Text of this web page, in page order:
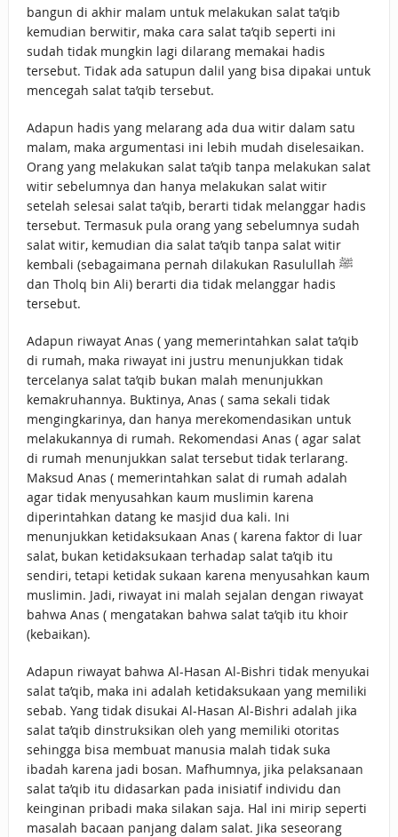
bangun di akhir malam untuk melakukan salat ta’qib
kemudian berwitir, maka cara salat ta’qib seperti ini
sudah tidak mungkin lagi dilarang memakai hadis
tersebut. Tidak ada satupun dalil yang bisa dipakai untuk
mencegah salat ta’qib tersebut.
Adapun hadis yang melarang ada dua witir dalam satu
malam, maka argumentasi ini lebih mudah diselesaikan.
Orang yang melakukan salat ta’qib tanpa melakukan salat
witir sebelumnya dan hanya melakukan salat witir
setelah selesai salat ta’qib, berarti tidak melanggar hadis
tersebut. Termasuk pula orang yang sebelumnya sudah
salat witir, kemudian dia salat ta’qib tanpa salat witir
kembali (sebagaimana pernah dilakukan Rasulullah ﷺ
dan Tholq bin Ali) berarti dia tidak melanggar hadis
tersebut.
Adapun riwayat Anas ( yang memerintahkan salat ta’qib
di rumah, maka riwayat ini justru menunjukkan tidak
tercelanya salat ta’qib bukan malah menunjukkan
kemakruhannya. Buktinya, Anas ( sama sekali tidak
mengingkarinya, dan hanya merekomendasikan untuk
melakukannya di rumah. Rekomendasi Anas ( agar salat
di rumah menunjukkan salat tersebut tidak terlarang.
Maksud Anas ( memerintahkan salat di rumah adalah
agar tidak menyusahkan kaum muslimin karena
diperintahkan datang ke masjid dua kali. Ini
menunjukkan ketidaksukaan Anas ( karena faktor di luar
salat, bukan ketidaksukaan terhadap salat ta’qib itu
sendiri, tetapi ketidak sukaan karena menyusahkan kaum
muslimin. Jadi, riwayat ini malah sejalan dengan riwayat
bahwa Anas ( mengatakan bahwa salat ta’qib itu khoir
(kebaikan).
Adapun riwayat bahwa Al-Hasan Al-Bishri tidak menyukai
salat ta’qib, maka ini adalah ketidaksukaan yang memiliki
sebab. Yang tidak disukai Al-Hasan Al-Bishri adalah jika
salat ta’qib dinstruksikan oleh yang memiliki otoritas
sehingga bisa membuat manusia malah tidak suka
ibadah karena jadi bosan. Mafhumnya, jika pelaksanaan
salat ta’qib itu didasarkan pada inisiatif individu dan
keinginan pribadi maka silakan saja. Hal ini mirip seperti
masalah bacaan panjang dalam salat. Jika seseorang